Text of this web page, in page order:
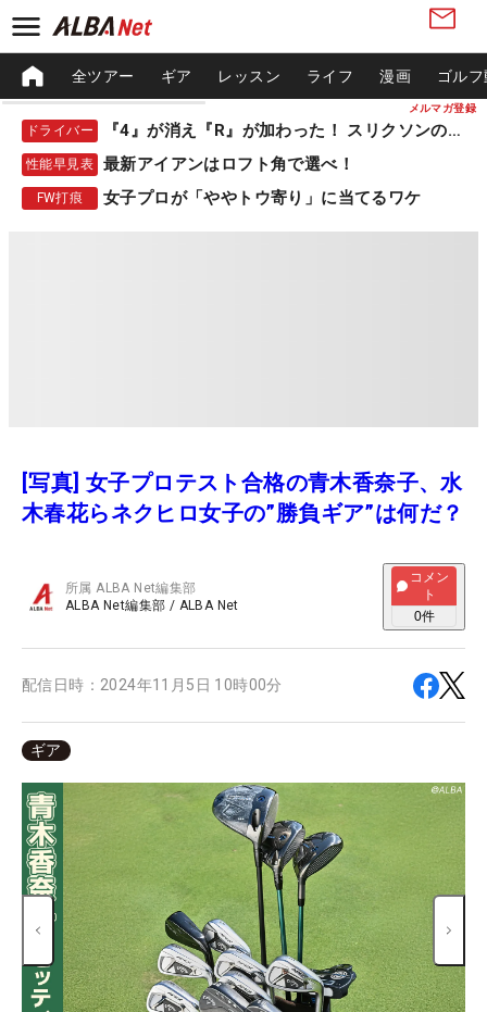
メルマガ登録
全ツアー ギア レッスン ライフ 漫画 ゴル
ドライバー 『4』が消え『R』が加わった！ スリクソンの新作
性能早見表 最新アイアンはロフト角で選べ！
FW打痕 女子プロが「ややトウ寄り」に当てるワケ
[写真] 女子プロテスト合格の青木香奈子、水
木春花らネクヒロ女子の”勝負ギア”は何だ？
所属ALBA Net編集部
ALBA Net編集部 / ALBA Net
コメン
ト
0件
配信日時： 2024年11月5日 10時00分
ギア